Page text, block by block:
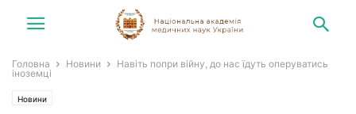
Головна Новини
Навіть попри війну, до нас їдуть оперуватись
іноземці
Новини